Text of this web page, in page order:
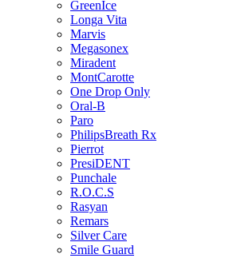
GreenIce
Longa Vita
Marvis
Megasonex
Miradent
MontCarotte
One Drop Only
Oral-B
Paro
PhilipsBreath Rx
Pierrot
PresiDENT
Punchale
R.O.C.S
Rasyan
Remars
Silver Care
Smile Guard